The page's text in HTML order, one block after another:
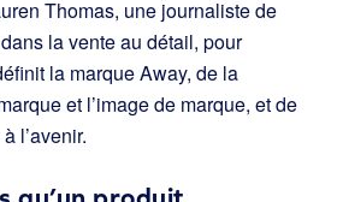
Thomas, une journaliste de
la vente au détail, pour
la marque Away, de la
et l’image de marque, et de
l’avenir.